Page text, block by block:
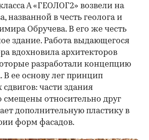
А «ГЕОЛОГ2» возвели на
названной в честь геолога и
Обручева. В его же честь
здание. Работа выдающегося
вдохновила архитекторов
разработали концепцию
В ее основу лег принцип
сдвигов: части здания
смещены относительно друг
дополнительную пластику в
форм фасадов.